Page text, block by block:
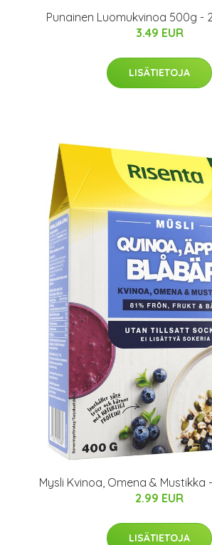
Punainen Luomukvinoa 500g -
3.49 EUR
LISÄTIETOJA
Mysli Kvinoa, Omena & Mustikka
2.99 EUR
LISÄTIETOJA